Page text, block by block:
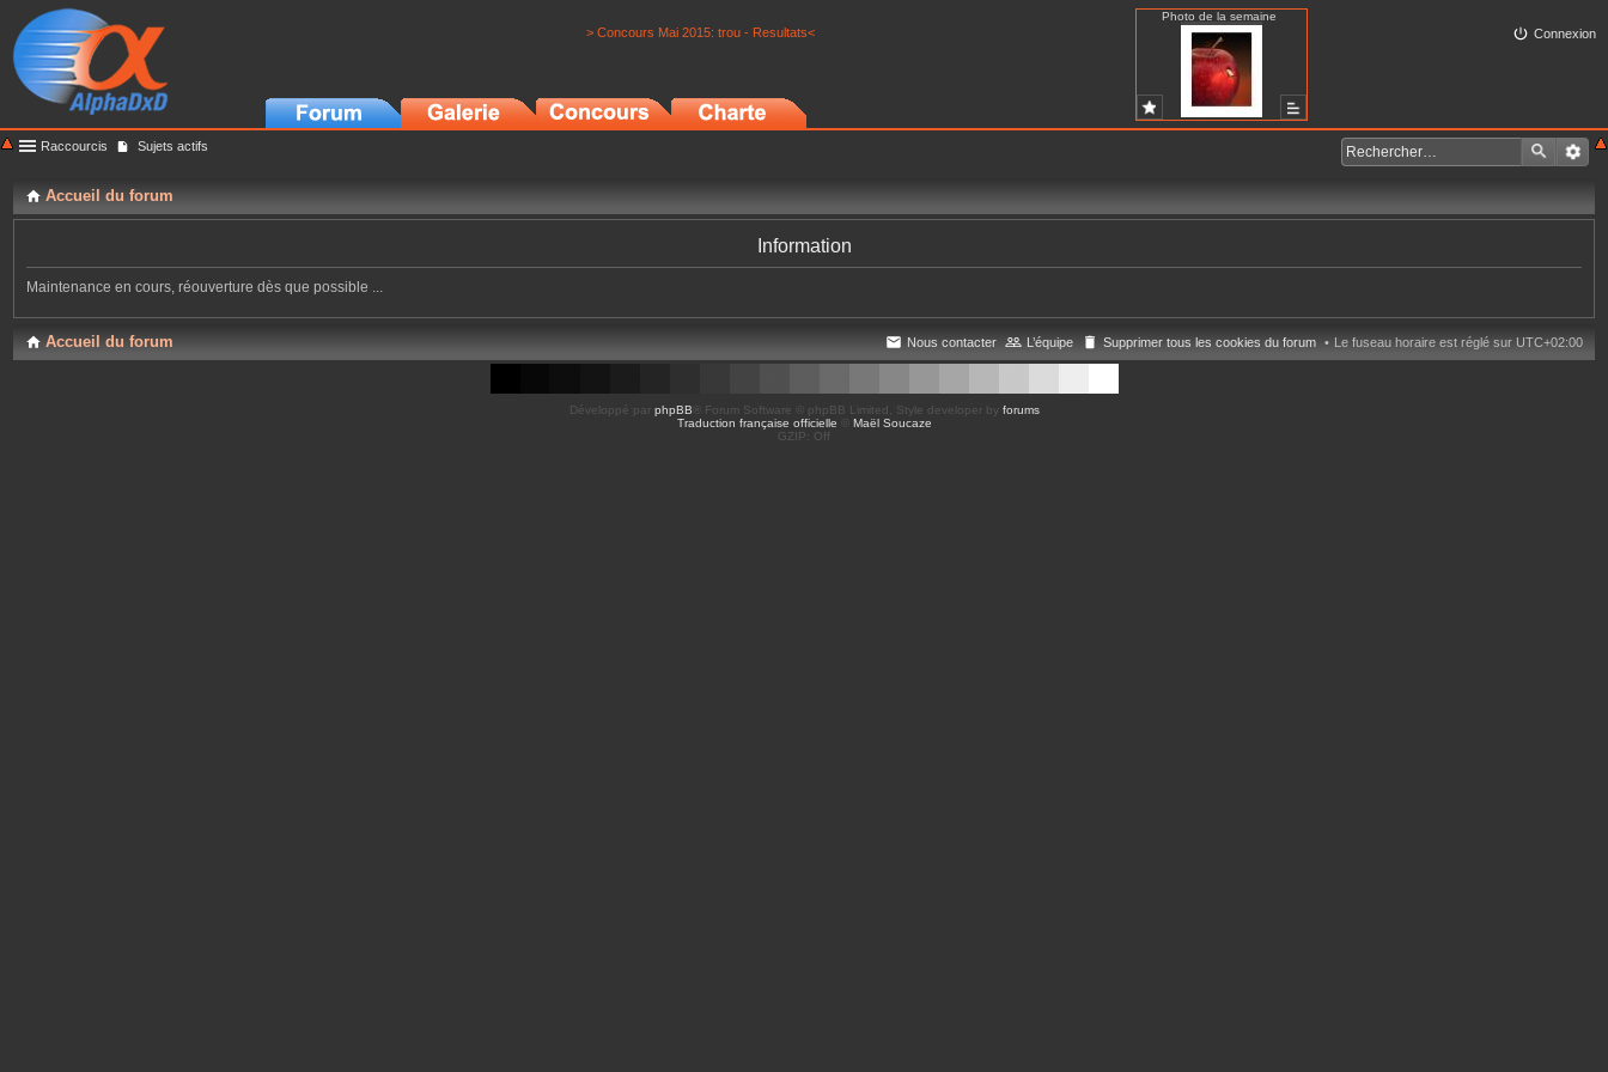
> Concours Mai 2015: trou - Resultats<
Photo de la semaine
Connexion
Raccourcis Sujets actifs
Accueil du forum
Information
Maintenance en cours, réouverture dès que possible ...
Accueil du forum Le fuseau horaire est réglé sur UTC+02:00
Supprimer tous les cookies du forum
L’équipe
Nous contacter
Développé par phpBB ® Forum Software © phpBB Limited , Style developer by forums
Traduction française officielle
Maël Soucaze
GZIP: Off